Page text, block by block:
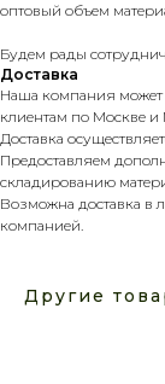
оптовый объем
Будем рады
Доставка
Наша компания может
клиентам по Москве
Доставка
Предоставляем
складированию
Возможна доставка в
компанией.
Другие